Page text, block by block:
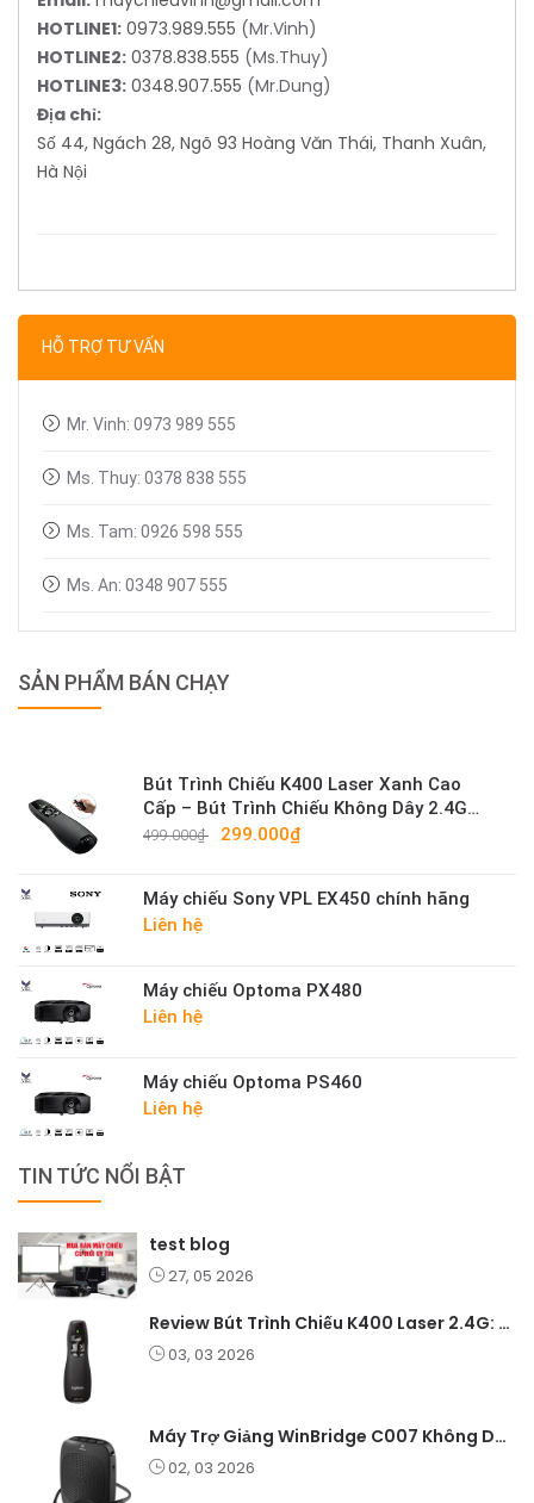
HỖ TRỢ TƯ VẤN
Mr. Vinh: 0973 989 555
Ms. Thuy: 0378 838 555
Ms. Tam: 0926 598 555
Ms. An: 0348 907 555
SẢN PHẨM BÁN CHẠY
Bút Trình Chiếu K400 Laser Xanh Cao
Cấp – Bút Trình Chiếu Không Dây 2.4G
Sáng Mạnh
499.000₫ 299.000₫
Máy chiếu Sony VPL EX450 chính hãng
Liên hệ
Máy chiếu Optoma PX480
Liên hệ
Máy chiếu Optoma PS460
Liên hệ
TIN TỨC NỔI BẬT
test blog
27, 05 2026
Review Bút Trình Chiếu K400 Laser 2.4G: Nhỏ Gọn, Ổn Định, Lý Tưởng Cho Giáo Viên Và Doanh Nghiệp
03, 03 2026
Máy Trợ Giảng WinBridge C007 Không Dây – Pin Lâu, Âm Thanh Rõ
02, 03 2026
HOTLINE1: 0973.989.555 (Mr.Vinh)
HOTLINE2: 0378.838.555 (Ms.Thuy)
HOTLINE3: 0348.907.555 (Mr.Dung)
Địa chỉ:
Số 44, Ngách 28, Ngõ 93 Hoàng Văn Thái, Thanh Xuân,
Hà Nội